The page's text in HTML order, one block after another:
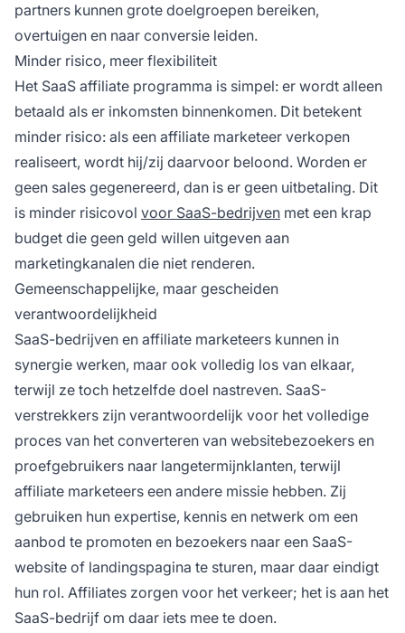
partners kunnen grote doelgroepen bereiken,
overtuigen en naar conversie leiden.
Minder risico, meer flexibiliteit
Het SaaS affiliate programma is simpel: er wordt alleen
betaald als er inkomsten binnenkomen. Dit betekent
minder risico: als een affiliate marketeer verkopen
realiseert, wordt hij/zij daarvoor beloond. Worden er
geen sales gegenereerd, dan is er geen uitbetaling. Dit
is minder risicovol voor SaaS-bedrijven met een krap
budget die geen geld willen uitgeven aan
marketingkanalen die niet renderen.
Gemeenschappelijke, maar gescheiden
verantwoordelijkheid
SaaS-bedrijven en affiliate marketeers kunnen in
synergie werken, maar ook volledig los van elkaar,
terwijl ze toch hetzelfde doel nastreven. SaaS-
verstrekkers zijn verantwoordelijk voor het volledige
proces van het converteren van websitebezoekers en
proefgebruikers naar langetermijnklanten, terwijl
affiliate marketeers een andere missie hebben. Zij
gebruiken hun expertise, kennis en netwerk om een
aanbod te promoten en bezoekers naar een SaaS-
website of landingspagina te sturen, maar daar eindigt
hun rol. Affiliates zorgen voor het verkeer; het is aan het
SaaS-bedrijf om daar iets mee te doen.